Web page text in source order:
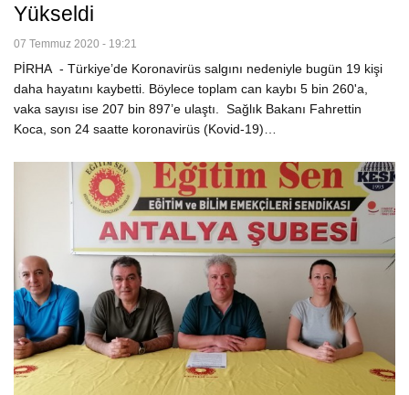
Yükseldi
07 Temmuz 2020 - 19:21
PİRHA - Türkiye’de Koronavirüs salgını nedeniyle bugün 19 kişi
daha hayatını kaybetti. Böylece toplam can kaybı 5 bin 260'a,
vaka sayısı ise 207 bin 897’e ulaştı. Sağlık Bakanı Fahrettin
Koca, son 24 saatte koronavirüs (Kovid-19)…